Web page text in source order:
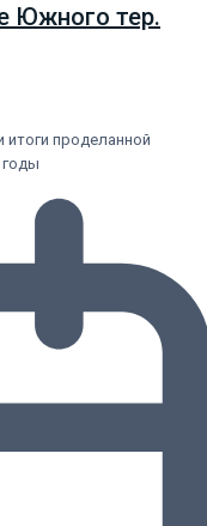
Южного тер.
проделанной